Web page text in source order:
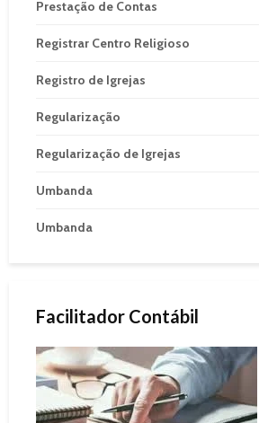
Prestação de Contas
Registrar Centro Religioso
Registro de Igrejas
Regularização
Regularização de Igrejas
Umbanda
Umbanda
Facilitador Contábil